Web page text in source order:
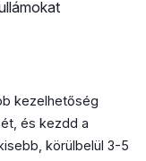
kezelhetőség
és kezdd a
körülbelül 3-5